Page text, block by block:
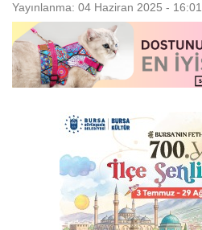
Yayınlanma: 04 Haziran 2025 - 16:01